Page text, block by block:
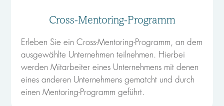
Cross-Mentoring-Programm
Erleben Sie ein Cross-Mentoring-Programm, an dem
ausgewählte Unternehmen teilnehmen. Hierbei
werden Mitarbeiter eines Unternehmens mit denen
eines anderen Unternehmens gematcht und durch
einen Mentoring-Programm geführt.